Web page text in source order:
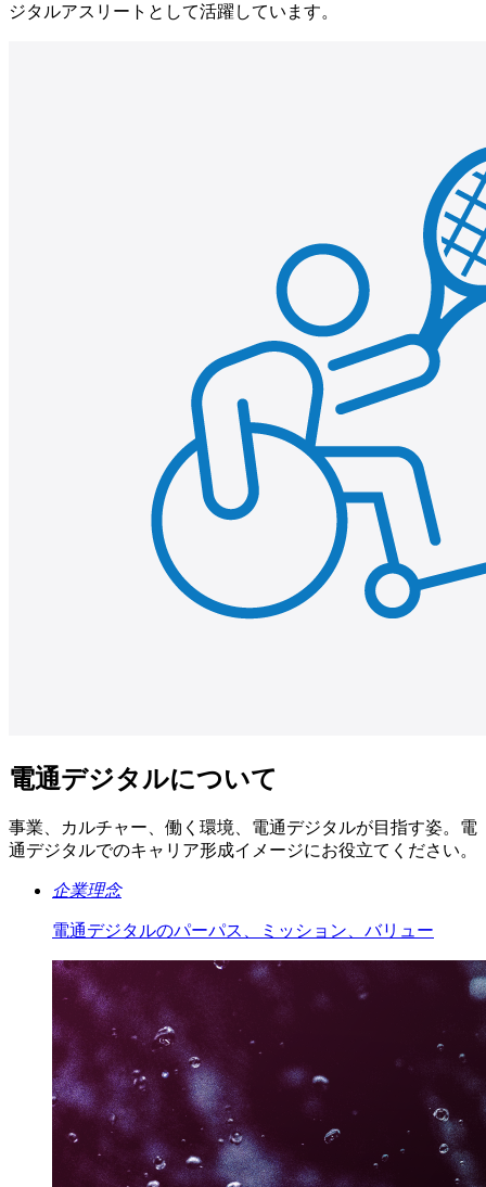
ジタルアスリートとして活躍しています。
電通デジタルについて
事業、カルチャー、働く環境、電通デジタルが目指す姿。電
通デジタルでのキャリア形成イメージにお役立てください。
企業理念
電通デジタルのパーパス、ミッション、バリュー